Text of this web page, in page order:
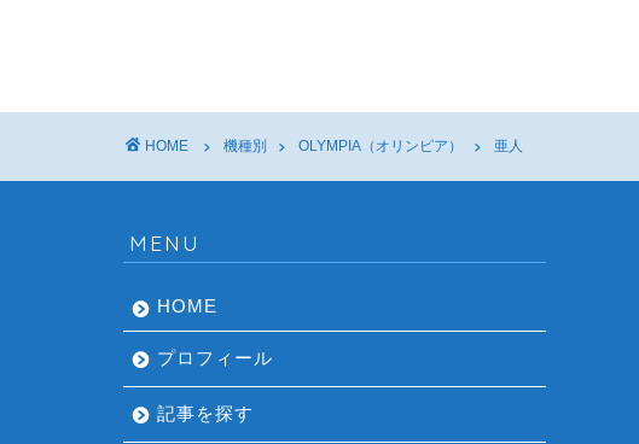
HOME 機種別 OLYMPIA（オリンピア） 亜人
MENU
HOME
プロフィール
記事を探す